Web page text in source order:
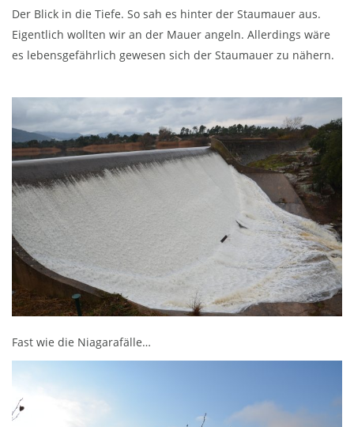
Der Blick in die Tiefe. So sah es hinter der Staumauer aus.
Eigentlich wollten wir an der Mauer angeln. Allerdings wäre
es lebensgefährlich gewesen sich der Staumauer zu nähern.
Fast wie die Niagarafälle…